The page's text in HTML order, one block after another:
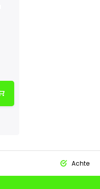
Achteraf